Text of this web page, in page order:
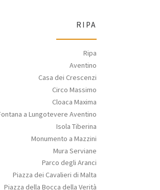
RIPA
Ripa
Aventino
Casa dei Crescenzi
Circo Massimo
Cloaca Maxima
a Lungotevere Aventino
Isola Tiberina
Monumento a Mazzini
Mura Serviane
Parco degli Aranci
Piazza dei Cavalieri di Malta
Piazza della Bocca della Verità